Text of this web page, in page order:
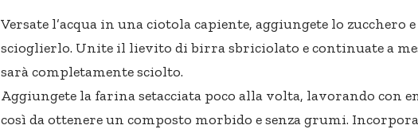
Versate l’acqua in una ciotola capiente, aggiungete lo zucchero
scioglierlo. Unite il lievito di birra sbriciolato e continuate a
sarà completamente sciolto.
Aggiungete la farina setacciata poco alla volta, lavorando con
così da ottenere un composto morbido e senza grumi.